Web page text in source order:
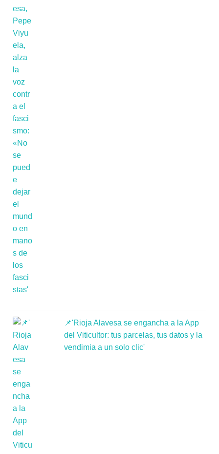
📌'Rioja Alavesa se engancha a la App
del Viticultor: tus parcelas, tus datos y la
vendimia a un solo clic'